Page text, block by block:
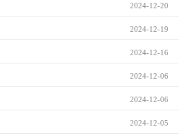
2024-12-20
2024-12-19
2024-12-16
2024-12-06
2024-12-06
2024-12-05